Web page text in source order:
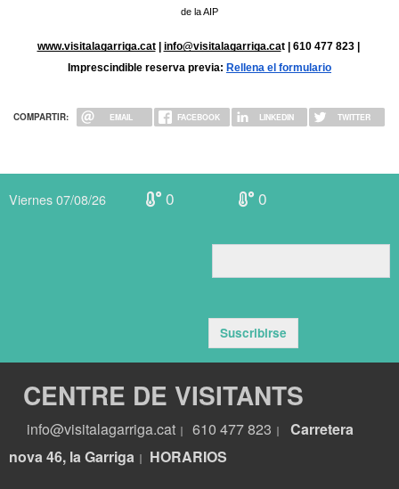
de la AIP
www.visitalagarriga.cat | info@visitalagarriga.cat | 610 477 823 |
Imprescindible reserva previa: Rellena el formulario
COMPARTIR: EMAIL FACEBOOK LINKEDIN TWITTER
Viernes 07/08/26 0 0
Suscribirse
CENTRE DE VISITANTS
info@visitalagarriga.cat 610 477 823
Carretera
nova 46, la Garriga
HORARIOS